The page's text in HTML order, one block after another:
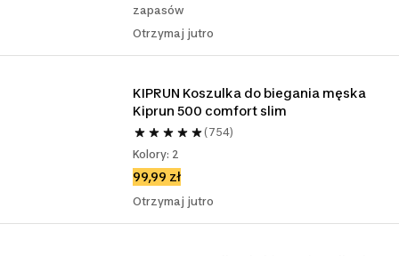
zapasów
Otrzymaj jutro
KIPRUN Koszulka do biegania męska
Kiprun 500 comfort slim
(754)
Kolory: 2
99,99 zł
Otrzymaj jutro